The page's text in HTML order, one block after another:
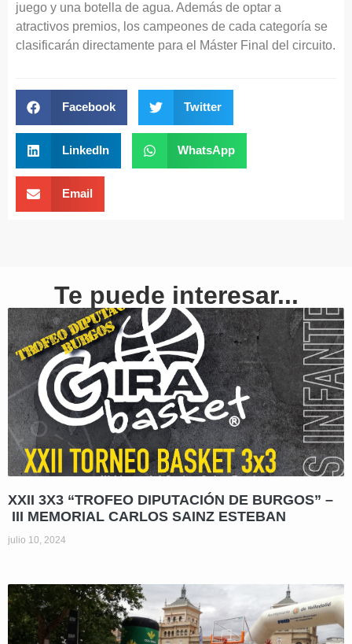
juego y una botella de agua. Además de optar a
atractivos premios, los campeones de cada categoría se
clasificarán directamente para el Máster Final del circuito.
Facebook Twitter
LinkedIn WhatsApp
Email
Te puede interesar...
XXII 3X3 “TROFEO DIPUTACIÓN DE BURGOS” –
III MEMORIAL CARLOS SAINZ ESTEBAN
julio 10, 2024